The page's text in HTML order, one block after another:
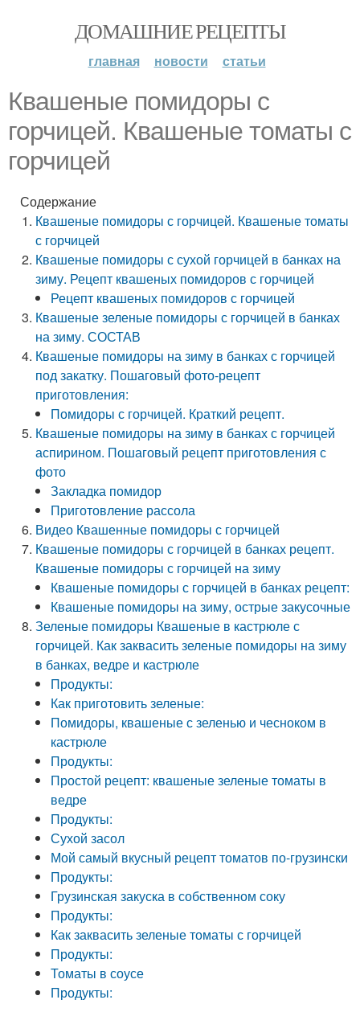
ДОМАШНИЕ РЕЦЕПТЫ
главная новости статьи
Квашеные помидоры с
горчицей. Квашеные томаты с
горчицей
Содержание
Квашеные помидоры с горчицей. Квашеные томаты
с горчицей
Квашеные помидоры с сухой горчицей в банках на
зиму. Рецепт квашеных помидоров с горчицей
Рецепт квашеных помидоров с горчицей
Квашеные зеленые помидоры с горчицей в банках
на зиму. СОСТАВ
Квашеные помидоры на зиму в банках с горчицей
под закатку. Пошаговый фото-рецепт
приготовления:
Помидоры с горчицей. Краткий рецепт.
Квашеные помидоры на зиму в банках с горчицей
аспирином. Пошаговый рецепт приготовления с
фото
Закладка помидор
Приготовление рассола
Видео Квашенные помидоры с горчицей
Квашеные помидоры с горчицей в банках рецепт.
Квашеные помидоры с горчицей на зиму
Квашеные помидоры с горчицей в банках рецепт:
Квашеные помидоры на зиму, острые закусочные
Зеленые помидоры Квашеные в кастрюле с
горчицей. Как заквасить зеленые помидоры на зиму
в банках, ведре и кастрюле
Продукты:
Как приготовить зеленые:
Помидоры, квашеные с зеленью и чесноком в
кастрюле
Продукты:
Простой рецепт: квашеные зеленые томаты в
ведре
Продукты:
Сухой засол
Мой самый вкусный рецепт томатов по-грузински
Продукты:
Грузинская закуска в собственном соку
Продукты:
Как заквасить зеленые томаты с горчицей
Продукты:
Томаты в соусе
Продукты: